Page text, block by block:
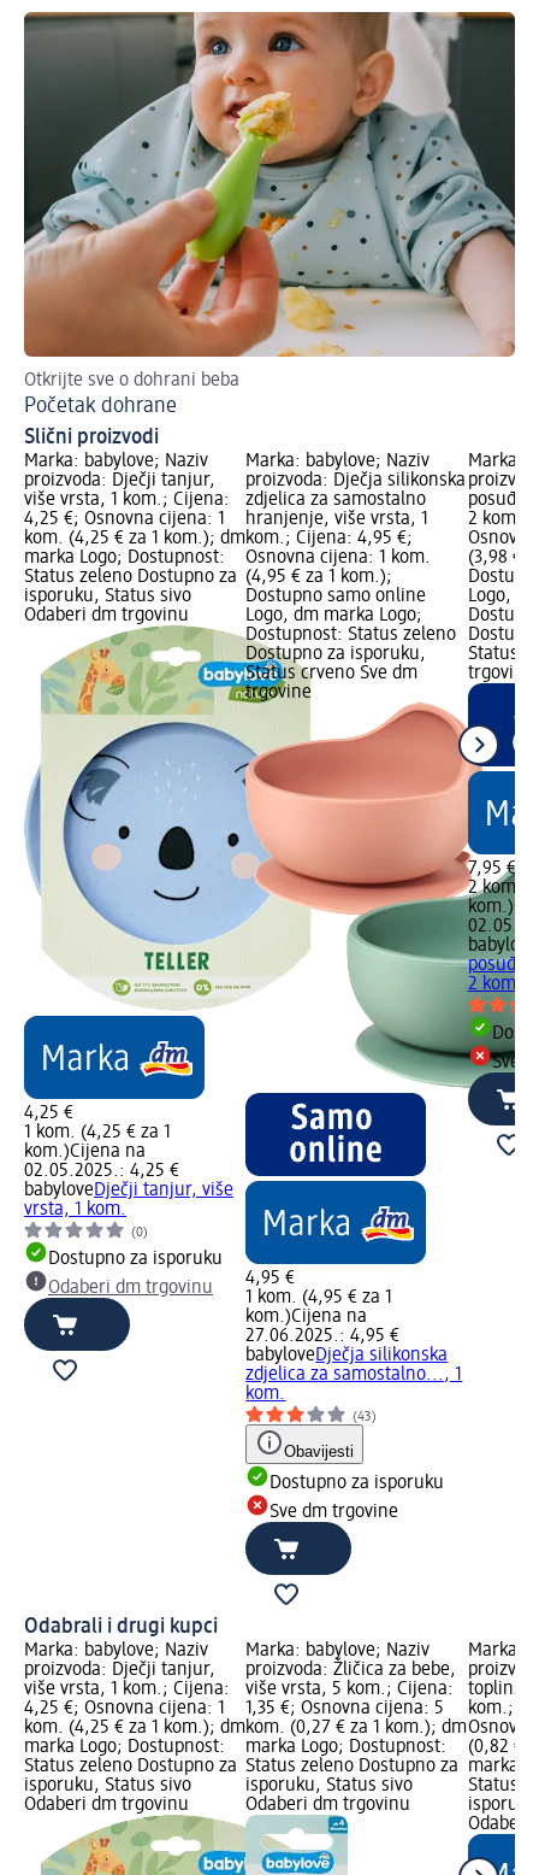
Otkrijte sve o dohrani beba
Početak dohrane
Slični proizvodi
Marka: babylove; Naziv
proizvoda: Dječji tanjur,
više vrsta, 1 kom.; Cijena:
4,25 €; Osnovna cijena: 1
kom. (4,25 € za 1 kom.); dm
marka Logo; Dostupnost:
Status zeleno Dostupno za
isporuku, Status sivo
Odaberi dm trgovinu
4,25 €
1 kom. (4,25 € za 1
kom.)Cijena na
02.05.2025.: 4,25 €
babyloveDječji tanjur, više
vrsta, 1 kom.
(0)
Dostupno za isporuku
Odaberi dm trgovinu
Marka: babylove; Naziv
proizvoda: Dječja silikonska
zdjelica za samostalno
hranjenje, više vrsta, 1
kom.; Cijena: 4,95 €;
Osnovna cijena: 1 kom.
(4,95 € za 1 kom.);
Dostupno samo online
Logo, dm marka Logo;
Dostupnost: Status zeleno
Dostupno za isporuku,
Status crveno Sve dm
trgovine
4,95 €
1 kom. (4,95 € za 1
kom.)Cijena na
27.06.2025.: 4,95 €
babyloveDječja silikonska
zdjelica za samostalno..., 1
kom.
(43)
Obavijesti
Dostupno za isporuku
Sve dm trgovine
Marka:
posuđa
2 kom.;
(3,98 €
Logo,
Status
trgovine
7,95 €
2 kom.
kom.)
babylove
posuđa
2 kom.
Sve
Odabrali i drugi kupci
Marka: babylove; Naziv
proizvoda: Dječji tanjur,
više vrsta, 1 kom.; Cijena:
4,25 €; Osnovna cijena: 1
kom. (4,25 € za 1 kom.); dm
marka Logo; Dostupnost:
Status zeleno Dostupno za
isporuku, Status sivo
Odaberi dm trgovinu
Marka: babylove; Naziv
proizvoda: Žličica za bebe,
više vrsta, 5 kom.; Cijena:
1,35 €; Osnovna cijena: 5
kom. (0,27 € za 1 kom.); dm
marka Logo; Dostupnost:
Status zeleno Dostupno za
isporuku, Status sivo
Odaberi dm trgovinu
Marka:
kom.;
(0,82 €
marka
Status
Odaberi